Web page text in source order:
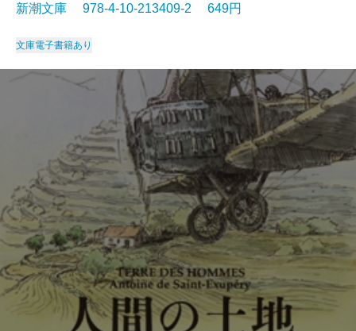
新潮文庫 978-4-10-213409-2 649円
文庫電子書籍あり